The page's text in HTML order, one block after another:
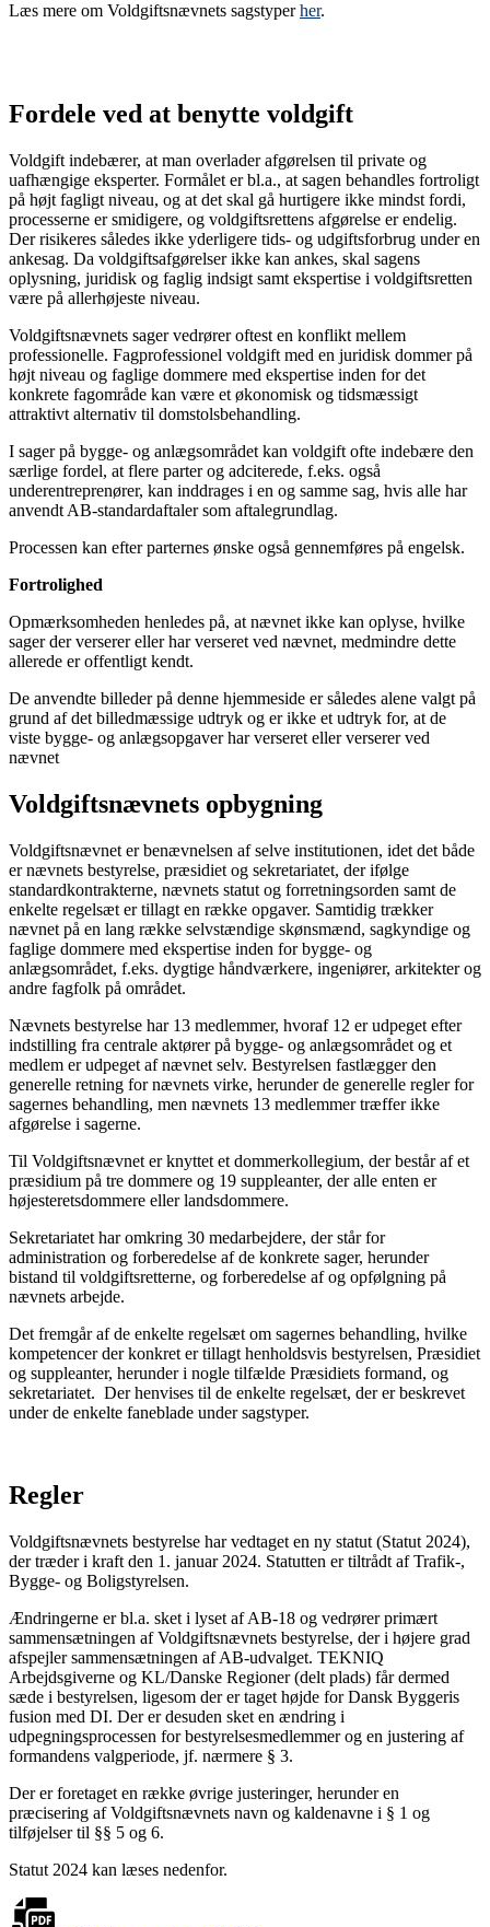
Læs mere om Voldgiftsnævnets sagstyperher.
Fordele ved at benytte voldgift
Voldgift indebærer, at man overlader afgørelsen til private og
uafhængige eksperter. Formålet er bl.a., at sagen behandles fortroligt
på højt fagligt niveau, og at det skal gå hurtigere ikke mindst fordi,
processerne er smidigere, og voldgiftsrettens afgørelse er endelig.
Der risikeres således ikke yderligere tids- og udgiftsforbrug under en
ankesag. Da voldgiftsafgørelser ikke kan ankes, skal sagens
oplysning, juridisk og faglig indsigt samt ekspertise i voldgiftsretten
være på allerhøjeste niveau.
Voldgiftsnævnets sager vedrører oftest en konflikt mellem
professionelle. Fagprofessionel voldgift med en juridisk dommer på
højt niveau og faglige dommere med ekspertise inden for det
konkrete fagområde kan være et økonomisk og tidsmæssigt
attraktivt alternativ til domstolsbehandling.
I sager på bygge- og anlægsområdet kan voldgift ofte indebære den
særlige fordel, at flere parter og adciterede, f.eks. også
underentreprenører, kan inddrages i en og samme sag, hvis alle har
anvendt AB-standardaftaler som aftalegrundlag.
Processen kan efter parternes ønske også gennemføres på engelsk.
Fortrolighed
Opmærksomheden henledes på, at nævnet ikke kan oplyse, hvilke
sager der verserer eller har verseret ved nævnet, medmindre dette
allerede er offentligt kendt.
De anvendte billeder på denne hjemmeside er således alene valgt på
grund af det billedmæssige udtryk og er ikke et udtryk for, at de
viste bygge- og anlægsopgaver har verseret eller verserer ved
nævnet
Voldgiftsnævnets opbygning
Voldgiftsnævnet er benævnelsen af selve institutionen, idet det både
er nævnets bestyrelse, præsidiet og sekretariatet, der ifølge
standardkontrakterne, nævnets statut og forretningsorden samt de
enkelte regelsæt er tillagt en række opgaver. Samtidig trækker
nævnet på en lang række selvstændige skønsmænd, sagkyndige og
faglige dommere med ekspertise inden for bygge- og
anlægsområdet, f.eks. dygtige håndværkere, ingeniører, arkitekter og
andre fagfolk på området.
Nævnets bestyrelse har 13 medlemmer, hvoraf 12 er udpeget efter
indstilling fra centrale aktører på bygge- og anlægsområdet og et
medlem er udpeget af nævnet selv. Bestyrelsen fastlægger den
generelle retning for nævnets virke, herunder de generelle regler for
sagernes behandling, men nævnets 13 medlemmer træffer ikke
afgørelse i sagerne.
Til Voldgiftsnævnet er knyttet et dommerkollegium, der består af et
præsidium på tre dommere og 19 suppleanter, der alle enten er
højesteretsdommere eller landsdommere.
Sekretariatet har omkring 30 medarbejdere, der står for
administration og forberedelse af de konkrete sager, herunder
bistand til voldgiftsretterne, og forberedelse af og opfølgning på
nævnets arbejde.
Det fremgår af de enkelte regelsæt om sagernes behandling, hvilke
kompetencer der konkret er tillagt henholdsvis bestyrelsen, Præsidiet
og suppleanter, herunder i nogle tilfælde Præsidiets formand, og
sekretariatet. Der henvises til de enkelte regelsæt, der er beskrevet
under de enkelte faneblade under sagstyper.
Regler
Voldgiftsnævnets bestyrelse har vedtaget en ny statut (Statut 2024),
der træder i kraft den 1. januar 2024. Statutten er tiltrådt af Trafik-,
Bygge- og Boligstyrelsen.
Ændringerne er bl.a. sket i lyset af AB-18 og vedrører primært
sammensætningen af Voldgiftsnævnets bestyrelse, der i højere grad
afspejler sammensætningen af AB-udvalget. TEKNIQ
Arbejdsgiverne og KL/Danske Regioner (delt plads) får dermed
sæde i bestyrelsen, ligesom der er taget højde for Dansk Byggeris
fusion med DI. Der er desuden sket en ændring i
udpegningsprocessen for bestyrelsesmedlemmer og en justering af
formandens valgperiode, jf. nærmere § 3.
Der er foretaget en række øvrige justeringer, herunder en
præcisering af Voldgiftsnævnets navn og kaldenavne i § 1 og
tilføjelser til §§ 5 og 6.
Statut 2024 kan læses nedenfor.